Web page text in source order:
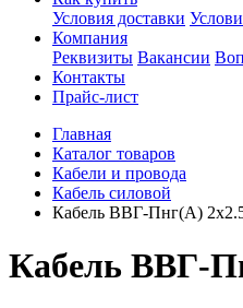
Условия доставки
Компания
Реквизиты Вакансии
Контакты
Прайс-лист
Главная
Каталог товаров
Кабели и провода
Кабель силовой
Кабель ВВГ-Пнг(А)
Кабель ВВГ-